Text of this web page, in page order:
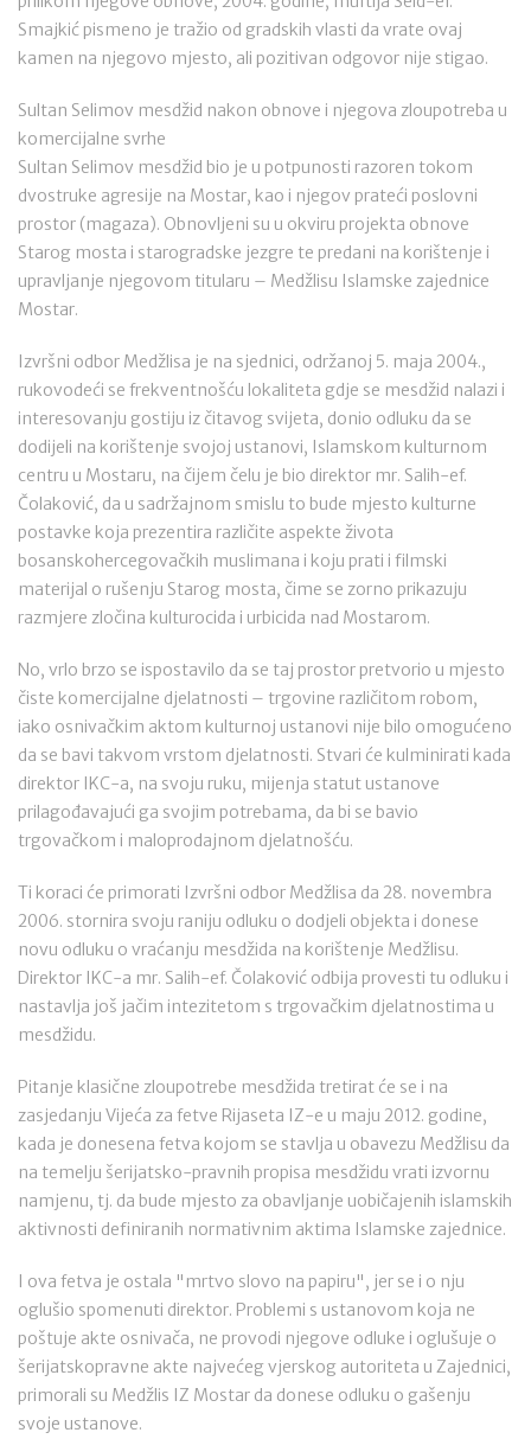
Smajkić pismeno je tražio od gradskih vlasti da vrate ovaj
kamen na njegovo mjesto, ali pozitivan odgovor nije stigao.
Sultan Selimov mesdžid nakon obnove i njegova zloupotreba u
komercijalne svrhe
Sultan Selimov mesdžid bio je u potpunosti razoren tokom
dvostruke agresije na Mostar, kao i njegov prateći poslovni
prostor (magaza). Obnovljeni su u okviru projekta obnove
Starog mosta i starogradske jezgre te predani na korištenje i
upravljanje njegovom titularu – Medžlisu Islamske zajednice
Mostar.
Izvršni odbor Medžlisa je na sjednici, održanoj 5. maja 2004.,
rukovodeći se frekventnošću lokaliteta gdje se mesdžid nalazi i
interesovanju gostiju iz čitavog svijeta, donio odluku da se
dodijeli na korištenje svojoj ustanovi, Islamskom kulturnom
centru u Mostaru, na čijem čelu je bio direktor mr. Salih-ef.
Čolaković, da u sadržajnom smislu to bude mjesto kulturne
postavke koja prezentira različite aspekte života
bosanskohercegovačkih muslimana i koju prati i filmski
materijal o rušenju Starog mosta, čime se zorno prikazuju
razmjere zločina kulturocida i urbicida nad Mostarom.
No, vrlo brzo se ispostavilo da se taj prostor pretvorio u mjesto
čiste komercijalne djelatnosti – trgovine različitom robom,
iako osnivačkim aktom kulturnoj ustanovi nije bilo omogućeno
da se bavi takvom vrstom djelatnosti. Stvari će kulminirati kada
direktor IKC-a, na svoju ruku, mijenja statut ustanove
prilagođavajući ga svojim potrebama, da bi se bavio
trgovačkom i maloprodajnom djelatnošću.
Ti koraci će primorati Izvršni odbor Medžlisa da 28. novembra
2006. stornira svoju raniju odluku o dodjeli objekta i donese
novu odluku o vraćanju mesdžida na korištenje Medžlisu.
Direktor IKC-a mr. Salih-ef. Čolaković odbija provesti tu odluku i
nastavlja još jačim intezitetom s trgovačkim djelatnostima u
mesdžidu.
Pitanje klasične zloupotrebe mesdžida tretirat će se i na
zasjedanju Vijeća za fetve Rijaseta IZ-e u maju 2012. godine,
kada je donesena fetva kojom se stavlja u obavezu Medžlisu da
na temelju šerijatsko-pravnih propisa mesdžidu vrati izvornu
namjenu, tj. da bude mjesto za obavljanje uobičajenih islamskih
aktivnosti definiranih normativnim aktima Islamske zajednice.
I ova fetva je ostala "mrtvo slovo na papiru", jer se i o nju
oglušio spomenuti direktor. Problemi s ustanovom koja ne
poštuje akte osnivača, ne provodi njegove odluke i oglušuje o
šerijatskopravne akte najvećeg vjerskog autoriteta u Zajednici,
primorali su Medžlis IZ Mostar da donese odluku o gašenju
svoje ustanove.